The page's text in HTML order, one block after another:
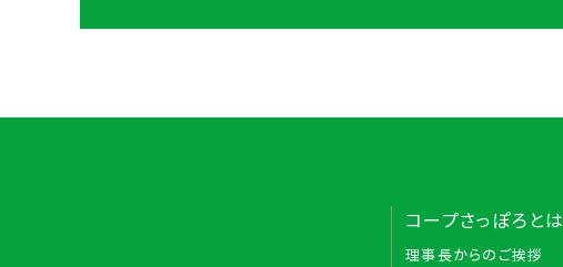
コープさっぽろとは
理事長からのご挨拶